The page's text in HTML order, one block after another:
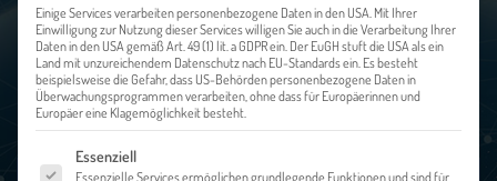
Einige Services verarbeiten personenbezogene Daten in den USA. Mit Ihrer
Einwilligung zur Nutzung dieser Services willigen Sie auch in die Verarbeitung Ihrer
Daten in den USA gemäß Art. 49 (1) lit. a GDPR ein. Der EuGH stuft die USA als ein
Land mit unzureichendem Datenschutz nach EU-Standards ein. Es besteht
beispielsweise die Gefahr, dass US-Behörden personenbezogene Daten in
Überwachungsprogrammen verarbeiten, ohne dass für Europäerinnen und
Europäer eine Klagemöglichkeit besteht.
Es folgt eine Liste der Service-Gruppen, für die eine Einwilligung
Essenziell
Essenzielle Services ermöglichen grundlegende Funktionen und sind für